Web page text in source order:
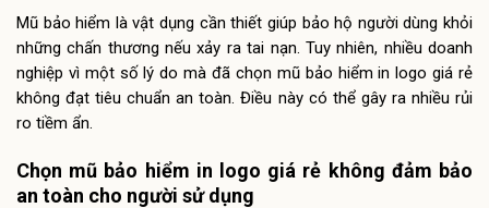
Mũ bảo hiểm là vật dụng cần thiết giúp bảo hộ người dùng khỏi
những chấn thương nếu xảy ra tai nạn. Tuy nhiên, nhiều doanh
nghiệp vì một số lý do mà đã chọn mũ bảo hiểm in logo giá rẻ
không đạt tiêu chuẩn an toàn. Điều này có thể gây ra nhiều rủi
ro tiềm ẩn.
Chọn mũ bảo hiểm in logo giá rẻ không đảm bảo
an toàn cho người sử dụng